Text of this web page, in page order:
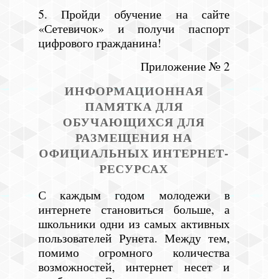
5. Пройди обучение на сайте
«Сетевичок» и получи паспорт
цифрового гражданина!
Приложение № 2
ИНФОРМАЦИОННАЯ
ПАМЯТКА ДЛЯ
ОБУЧАЮЩИХСЯ ДЛЯ
РАЗМЕЩЕНИЯ НА
ОФИЦИАЛЬНЫХ ИНТЕРНЕТ-
РЕСУРСАХ
С каждым годом молодежи в
интернете становиться больше, а
школьники одни из самых активных
пользователей Рунета. Между тем,
помимо огромного количества
возможностей, интернет несет и